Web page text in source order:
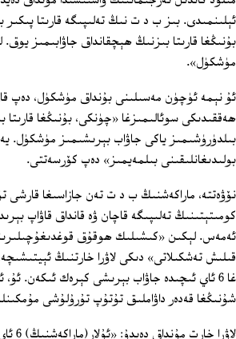
ئېلىنمىدى. بىز ب د ت نىڭ تەلىپىگە قارىتا پىكىر
بۇنىڭغا قارىتا بىزنىڭ ھېچقانداق جاۋابىمىز
مۈشكۈل».
ئۇ نېمە ئۈچۈن مەسىلىنى بۇنداق مۈشكۈل، دەپ
ھەققىدىكى سوئالىمىزغا «چۈنكى، بۇنىڭغا قارىتا
بىلدۈرۈشىمىز ياكى جاۋاب بېرىشىمىز مۈشكۈل.
بولىدىغانلىقىنى بىلمەيمىز» دەپ كۆرسەتتى.
نۆۋەتتە، ماراكەشنىڭ ب د ت تەن جازاسىغا قارشى
كومىتېتىنىڭ تەلىپىگە قاچان ۋە قانداق قاۋاپ
ئەمەس. لېكىن «كىشىلىك ھوقۇق
قىلىش تەشكىلاتى» دىكى لاۋرا خارتنىڭ
غا 6 ئاي ئىچىدە جاۋاب بېرىشى كېرەك ئىكەن.
شۇنىڭغا قەدەر داۋاملىق تۇتۇپ تۇرۇلۇشى
لاۋرا